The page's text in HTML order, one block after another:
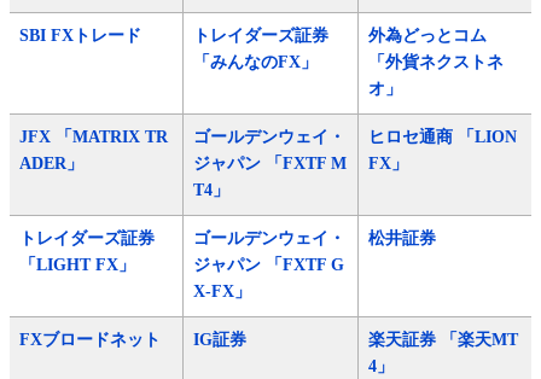
SBI FXトレード
トレイダーズ証券
「みんなのFX」
外為どっとコム
「外貨ネクストネ
オ」
JFX 「MATRIX TR
ADER」
ゴールデンウェイ・
ジャパン 「FXTF M
T4」
ヒロセ通商 「LION
FX」
トレイダーズ証券
「LIGHT FX」
ゴールデンウェイ・
ジャパン 「FXTF G
X-FX」
松井証券
FXブロードネット IG証券
楽天証券 「楽天MT
4」